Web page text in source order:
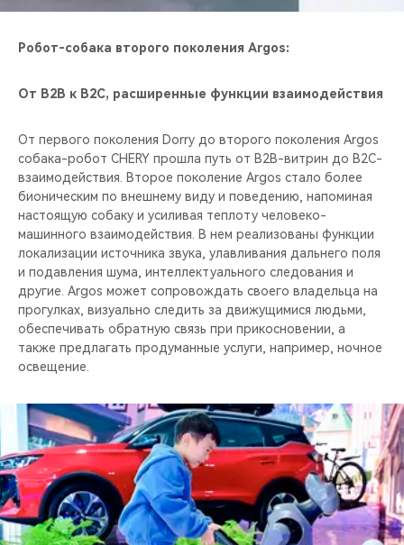
Робот-собака второго поколения Argos:
От B2B к B2C, расширенные функции взаимодействия
От первого поколения Dorry до второго поколения Argos
собака-робот CHERY прошла путь от B2B-витрин до B2C-
взаимодействия. Второе поколение Argos стало более
бионическим по внешнему виду и поведению, напоминая
настоящую собаку и усиливая теплоту человеко-
машинного взаимодействия. В нем реализованы функции
локализации источника звука, улавливания дальнего поля
и подавления шума, интеллектуального следования и
другие. Argos может сопровождать своего владельца на
прогулках, визуально следить за движущимися людьми,
обеспечивать обратную связь при прикосновении, а
также предлагать продуманные услуги, например, ночное
освещение.